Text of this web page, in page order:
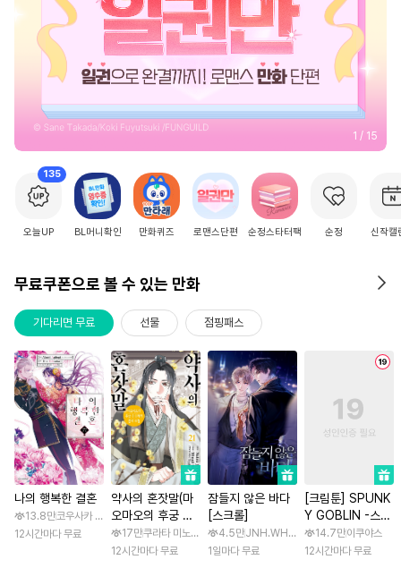
2 / 15
135
오늘UP BL머니확인 만화퀴즈 로맨스단편 순정스타터팩 순정 신작캘
무료쿠폰으로 볼 수 있는 만화
기다리면 무료 선물 점핑패스
나의 행복한 결혼
13.8만코우사카 리토 / 아기토기 아쿠미
12시간마다 무료
약사의 혼잣말(마
오마오의 후궁 수
수께끼 풀이수첩)
17만쿠라타 미노지 / 휴우가 나츠
12시간마다 무료
잠들지 않은 바다
[스크롤]
4.5만JNH.WH Studio / Lasso
1일마다 무료
[크림툰] SPUNK
Y GOBLIN -스펑
키 고블린- [스크
롤]
14.7만이쿠야스
12시간마다 무료